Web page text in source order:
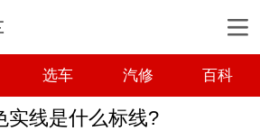
选车 汽修 百科
实线是什么标线?